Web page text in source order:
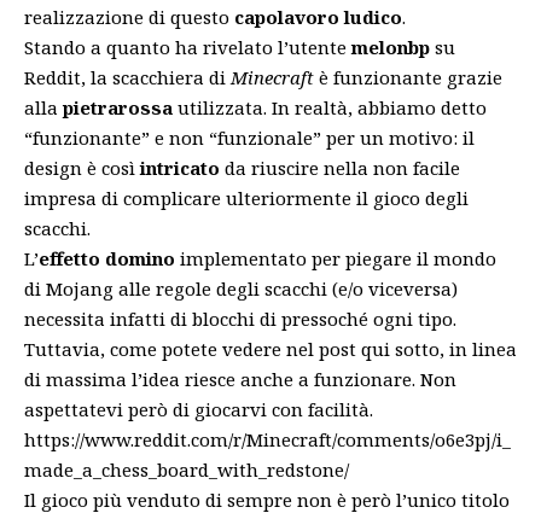
realizzazione di questo capolavoro ludico.
Stando a quanto ha rivelato l’utentemelonbp su
Reddit, la scacchiera di Minecraft è funzionante grazie
allapietrarossa utilizzata. In realtà, abbiamo detto
“funzionante” e non “funzionale” per un motivo: il
design è cosìintricato da riuscire nella non facile
impresa di complicare ulteriormente il gioco degli
scacchi.
L’effetto domino implementato per piegare il mondo
di Mojang alle regole degli scacchi (e/o viceversa)
necessita infatti di blocchi di pressoché ogni tipo.
Tuttavia, come potete vedere nel post qui sotto, in linea
di massima l’idea riesce anche a funzionare. Non
aspettatevi però di giocarvi con facilità.
https://www.reddit.com/r/Minecraft/comments/o6e3pj/i_
made_a_chess_board_with_redstone/
Il gioco più venduto di sempre non è però l’unico titolo